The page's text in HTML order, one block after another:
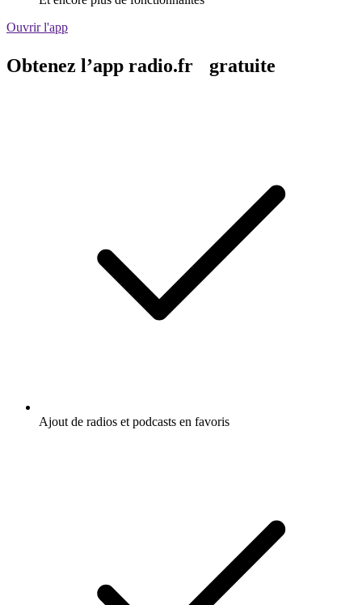
Ouvrir l'app
Obtenez l’app radio.fr gratuite
Ajout de radios et podcasts en favoris